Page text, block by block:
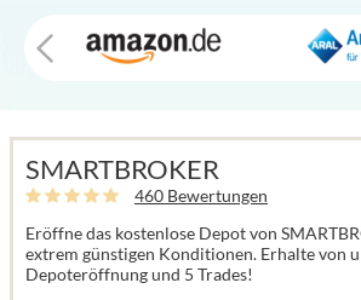
SMARTBROKER
460 Bewertungen
Eröffne das kostenlose Depot von
extrem günstigen Konditionen. Erhalte von
Depoteröffnung und 5 Trades!